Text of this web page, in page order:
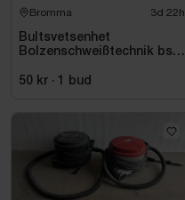
Bromma 3d 22h
Bultsvetsenhet
Bolzenschweißtechnik bsk
50 kr · 1 bud